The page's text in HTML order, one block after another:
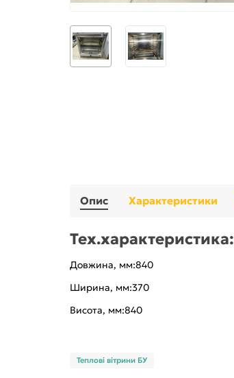
Опис Характеристики
Tex.характеристика:
Довжина, мм:840
Ширина, мм:370
Висота, мм:840
Теплові вітрини БУ